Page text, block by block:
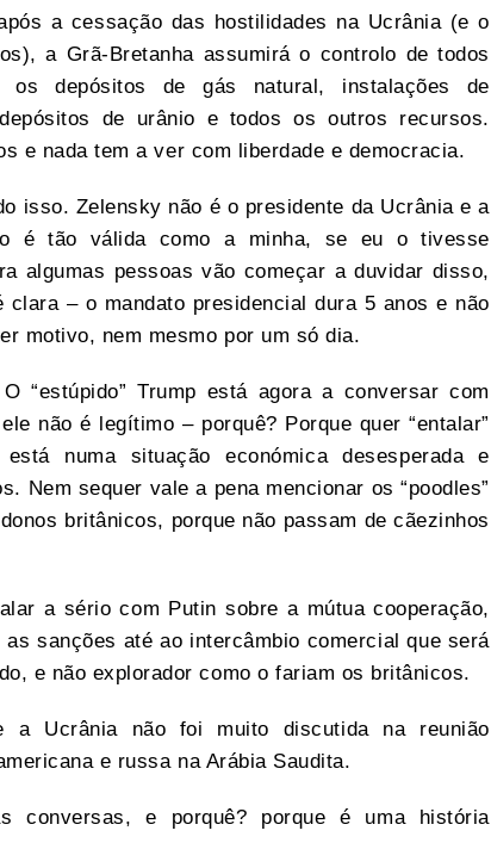
a cessação das hostilidades na Ucrânia (e o
a Grã-Bretanha assumirá o controlo de todos
os depósitos de gás natural, instalações de
de urânio e todos os outros recursos.
e nada tem a ver com liberdade e democracia.
isso. Zelensky não é o presidente da Ucrânia e a
é tão válida como a minha, se eu o tivesse
algumas pessoas vão começar a duvidar disso,
– o mandato presidencial dura 5 anos e não
motivo, nem mesmo por um só dia.
“estúpido” Trump está agora a conversar com
não é legítimo – porquê? Porque quer “entalar”
numa situação económica desesperada e
Nem sequer vale a pena mencionar os “poodles”
britânicos, porque não passam de cãezinhos
a sério com Putin sobre a mútua cooperação,
sanções até ao intercâmbio comercial que será
e não explorador como o fariam os britânicos.
a Ucrânia não foi muito discutida na reunião
e russa na Arábia Saudita.
conversas, e porquê? porque é uma história